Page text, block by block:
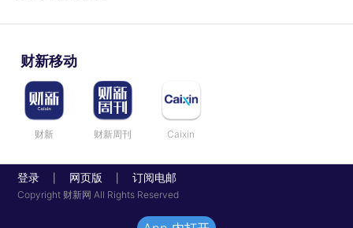
财新移动
财新 财新周刊 Caixin
登录 网页版 订阅电邮
Copyright 财新网 All Rights Reserved